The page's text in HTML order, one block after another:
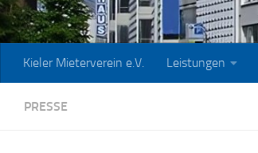
Kieler Mieterverein e.V. Leistungen
PRESSE